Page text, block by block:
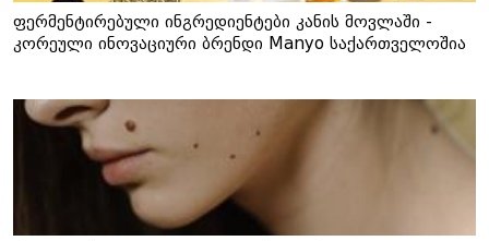
ფერმენტირებული ინგრედიენტები კანის მოვლაში -
კორეული ინოვაციური ბრენდი Manyo საქართველოშია